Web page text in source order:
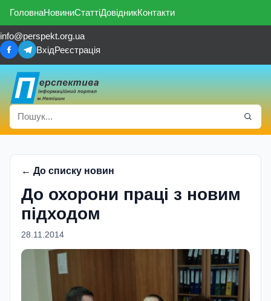
ГоловнаНовиниСтаттіДовідникКонтакти
info@perspekt.org.ua
ВхідРеєстрація
← До списку новин
До охорони праці з новим
підходом
28.11.2014